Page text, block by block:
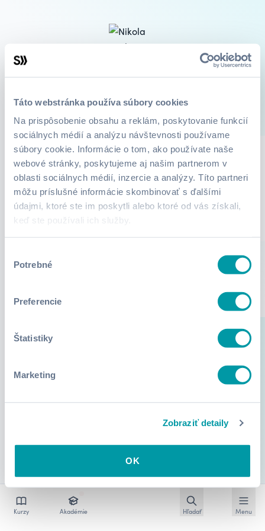
Táto webstránka používa súbory cookies
Na prispôsobenie obsahu a reklám, poskytovanie funkcií
sociálnych médií a analýzu návštevnosti používame
súbory cookie. Informácie o tom, ako používate naše
webové stránky, poskytujeme aj našim partnerom v
oblasti sociálnych médií, inzercie a analýzy. Títo partneri
môžu príslušné informácie skombinovať s ďalšími
údajmi, ktoré ste im poskytli alebo ktoré od vás získali,
keď ste používali ich služby.
súhlasu
Potrebné
Preferencie
Štatistiky
Marketing
Zobraziť detaily
OK
Nikola Bučková
Kurzy O mne
Lektor zatiaľ nepridali žiadne informácie.
Kurzy Akadémie Hľadať Menu